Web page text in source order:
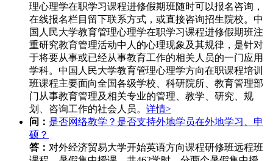
理心理学在职学习课程进修假期班随时可以报名咨询，
在线报名栏目留下联系方式，或直接咨询招生院校。中
国人民大学教育管理心理学在职学习课程进修假期班注
重研究教育管理活动中人的心理现象及其规律，是针对
于将要从事或已经从事教育工作的相关人员的一门应用
学科。中国人民大学教育管理心理学方向在职课程培训
班课程主要面向全国各级学校、科研院所、教育管理部
门从事教育管理及相关专业的管理、教学、研究、规
划、咨询工作的社会人员。 详情>
问： 是否网络教学？是否支持外地学员在外地学习、申
硕？
答： 对外经济贸易大学开始英语方向课程研修班远程班